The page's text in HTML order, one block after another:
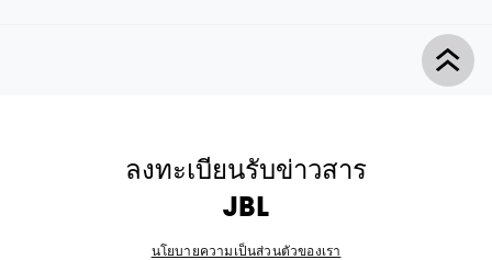
ลงทะเบียนรับข่าวสาร
JBL
นโยบายความเป็นส่วนตัวของเรา